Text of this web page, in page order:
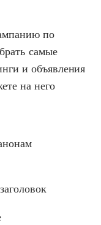
по
самые
и объявления
на него